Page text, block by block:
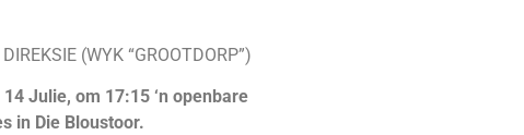
(WYK “GROOTDORP”)
Julie, om 17:15 ‘n openbare
in Die Bloustoor.